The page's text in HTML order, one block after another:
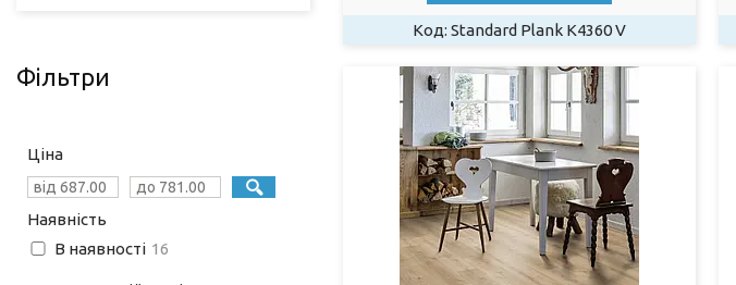
Standard Plank K4360 V
Фільтри
Ціна
Наявність
В наявності 16